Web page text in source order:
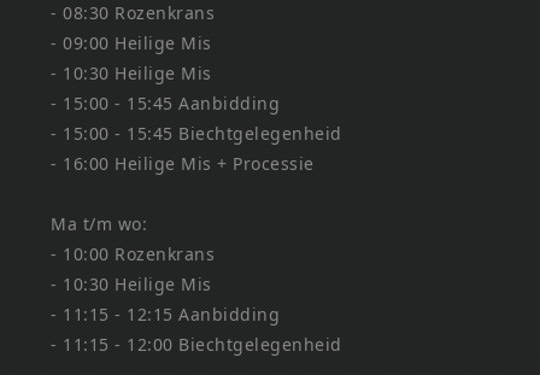
- 08:30 Rozenkrans
- 09:00 Heilige Mis
- 10:30 Heilige Mis
- 15:00 - 15:45 Aanbidding
- 15:00 - 15:45 Biechtgelegenheid
- 16:00 Heilige Mis + Processie
Ma t/m wo:
- 10:00 Rozenkrans
- 10:30 Heilige Mis
- 11:15 - 12:15 Aanbidding
- 11:15 - 12:00 Biechtgelegenheid